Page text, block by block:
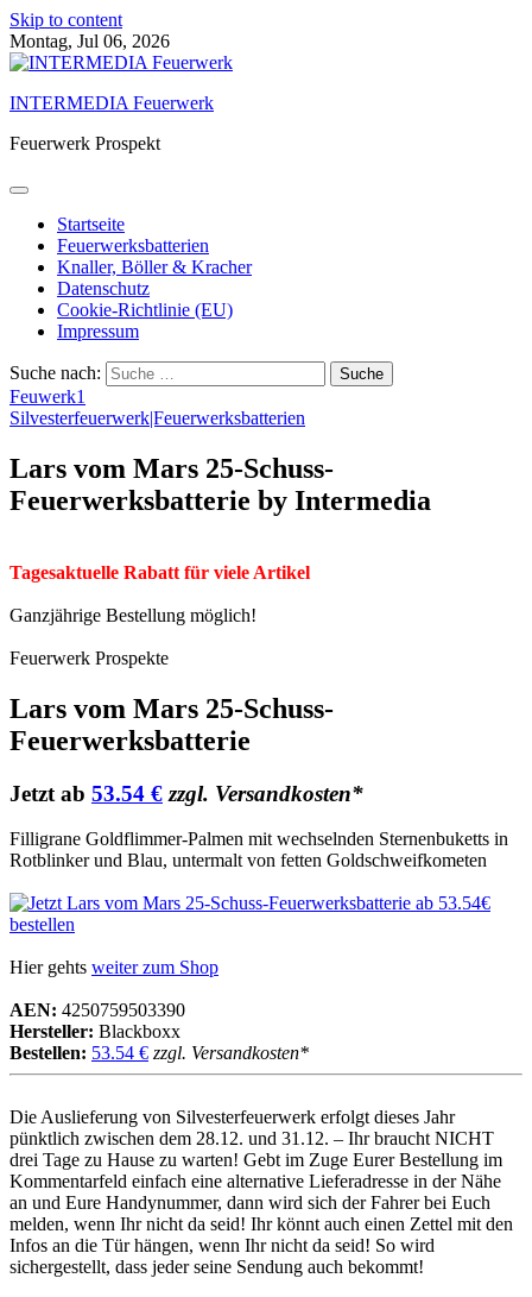
Skip to content
Montag, Jul 06, 2026
INTERMEDIA Feuerwerk
Feuerwerk Prospekt
Startseite
Feuerwerksbatterien
Knaller, Böller & Kracher
Datenschutz
Cookie-Richtlinie (EU)
Impressum
Suche nach:
Feuwerk1
Silvesterfeuerwerk|Feuerwerksbatterien
Lars vom Mars 25-Schuss-
Feuerwerksbatterie by Intermedia
Tagesaktuelle Rabatt für viele Artikel
Ganzjährige Bestellung möglich!
Feuerwerk Prospekte
Lars vom Mars 25-Schuss-
Feuerwerksbatterie
Jetzt ab 53.54 € zzgl. Versandkosten*
Filligrane Goldflimmer-Palmen mit wechselnden Sternenbuketts in
Rotblinker und Blau, untermalt von fetten Goldschweifkometen
Hier gehts weiter zum Shop
AEN: 4250759503390
Hersteller: Blackboxx
Bestellen: 53.54 € zzgl. Versandkosten*
Die Auslieferung von Silvesterfeuerwerk erfolgt dieses Jahr
pünktlich zwischen dem 28.12. und 31.12. – Ihr braucht NICHT
drei Tage zu Hause zu warten! Gebt im Zuge Eurer Bestellung im
Kommentarfeld einfach eine alternative Lieferadresse in der Nähe
an und Eure Handynummer, dann wird sich der Fahrer bei Euch
melden, wenn Ihr nicht da seid! Ihr könnt auch einen Zettel mit den
Infos an die Tür hängen, wenn Ihr nicht da seid! So wird
sichergestellt, dass jeder seine Sendung auch bekommt!